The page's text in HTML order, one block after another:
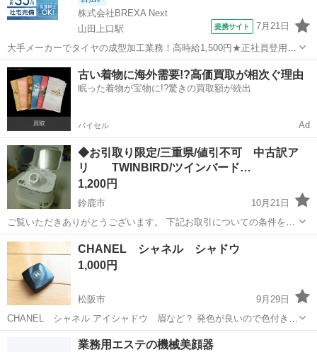
株式会社BREXA Next
山田上口駅
提携サイト 7月21日
大手メーカーでタイヤの成型加工業務！高時給1,500円★正社員登用制
度あり！ワンルーム寮完備！マイカー通勤OK！無料駐車場あり！《三
重県伊勢市》 人気の工場のお仕事 ◇タイヤの製造◇ トラック・バ
ス・RV車用を中心とした...
三重 伊勢市 山田上口駅 その他
古い着物に海外需要!?高価買取が相次ぐ理由
眠った着物が宝物に!?驚きの買取額が続出
バイセル Ad
◆お引取り限定/三重県/値引不可 中古訳ア
リ TWINBIRD/ツインバード…
1,200円
鈴鹿市
10月21日
ご覧いただきありがとうございます。 下記お取引についての条件をよ
くご覧いただいて、ご連絡ください。 こちらはお店ではありません。
他の商品も見たいということであれば 事前に何を見たいか ご連絡く
ださい。倉庫から出...
三重 鈴鹿市 スチーマー
CHANEL シャネル シャドウ
1,000円
松阪市
9月29日
CHANEL シャネル アイシャドウ 眉など？ 発色が良いので色付き良
いです♪ ブラシは付いていません。
松阪市 美容家電 CHANEL
業務用エステの機械美顔器